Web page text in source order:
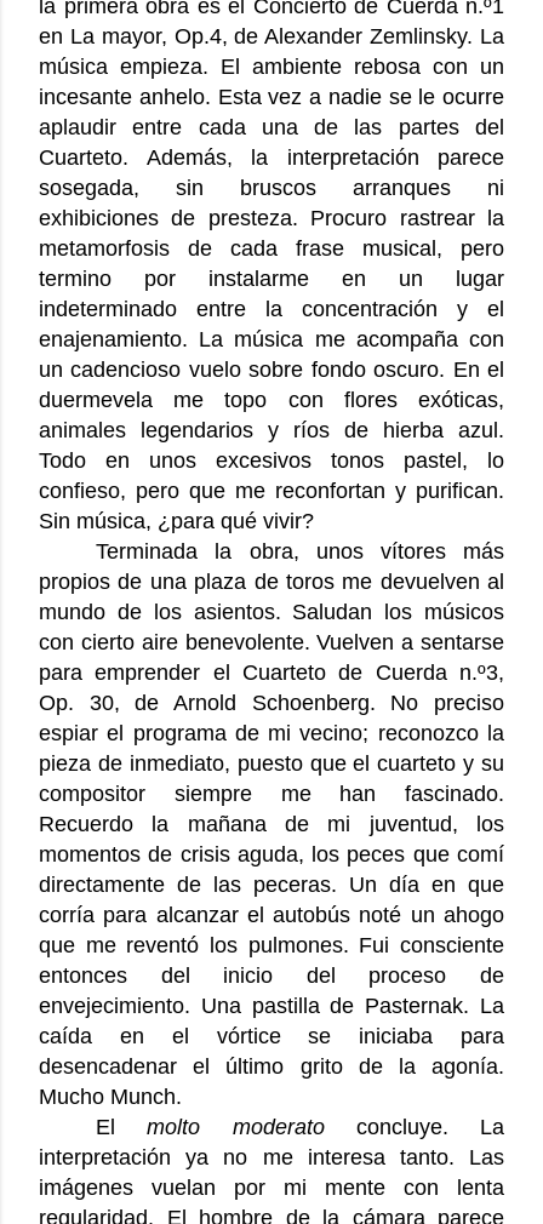
la primera obra es el Concierto de Cuerda n.º1
en La mayor, Op.4, de Alexander Zemlinsky. La
música empieza. El ambiente rebosa con un
incesante anhelo. Esta vez a nadie se le ocurre
aplaudir entre cada una de las partes del
Cuarteto. Además, la interpretación parece
sosegada, sin bruscos arranques ni
exhibiciones de presteza. Procuro rastrear la
metamorfosis de cada frase musical, pero
termino por instalarme en un lugar
indeterminado entre la concentración y el
enajenamiento. La música me acompaña con
un cadencioso vuelo sobre fondo oscuro. En el
duermevela me topo con flores exóticas,
animales legendarios y ríos de hierba azul.
Todo en unos excesivos tonos pastel, lo
confieso, pero que me reconfortan y purifican.
Sin música, ¿para qué vivir?
Terminada la obra, unos vítores más
propios de una plaza de toros me devuelven al
mundo de los asientos. Saludan los músicos
con cierto aire benevolente. Vuelven a sentarse
para emprender el Cuarteto de Cuerda n.º3,
Op. 30, de Arnold Schoenberg. No preciso
espiar el programa de mi vecino; reconozco la
pieza de inmediato, puesto que el cuarteto y su
compositor siempre me han fascinado.
Recuerdo la mañana de mi juventud, los
momentos de crisis aguda, los peces que comí
directamente de las peceras. Un día en que
corría para alcanzar el autobús noté un ahogo
que me reventó los pulmones. Fui consciente
entonces del inicio del proceso de
envejecimiento. Una pastilla de Pasternak. La
caída en el vórtice se iniciaba para
desencadenar el último grito de la agonía.
Mucho Munch.
Elmolto moderatoconcluye. La
interpretación ya no me interesa tanto. Las
imágenes vuelan por mi mente con lenta
regularidad. El hombre de la cámara parece